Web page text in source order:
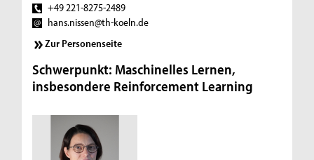
+49 221-8275-2489
hans.nissen@th-koeln.de
Zur Personenseite
Schwerpunkt: Maschinelles Lernen,
insbesondere Reinforcement Learning